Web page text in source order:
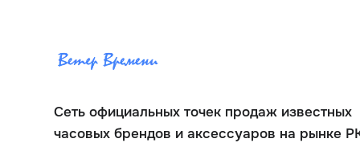
Сеть официальных точек продаж известных
часовых брендов и аксессуаров на рынке